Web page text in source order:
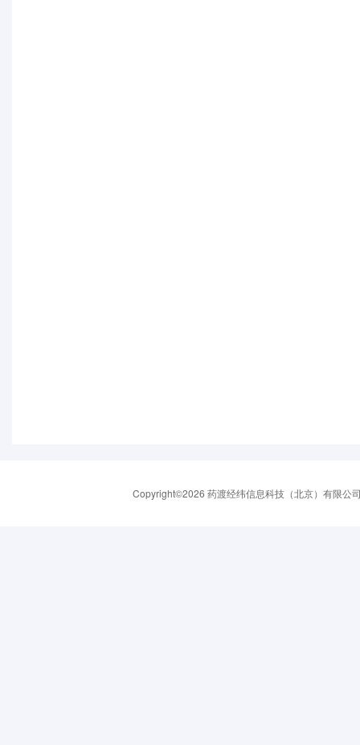
Copyright©2026 药渡经纬信息科技（北京）有限公